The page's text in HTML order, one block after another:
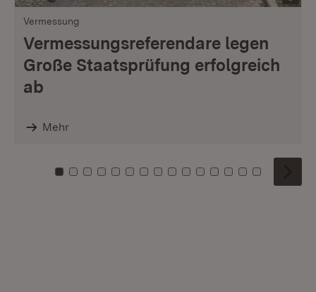
Vermessung
Vermessungsreferendare legen
Große Staatsprüfung erfolgreich
ab
Mehr
Zu Kachel: 0
Zu Kachel: 1
Zu Kachel: 2
Zu Kachel: 3
Zu Kachel: 4
Zu Kachel: 5
Zu Kachel: 6
Zu Kachel: 7
Zu Kachel: 8
Zu Kachel: 9
Zu Kachel: 10
Zu Kachel: 11
Zu Kachel: 12
Zu Kachel:
Zu